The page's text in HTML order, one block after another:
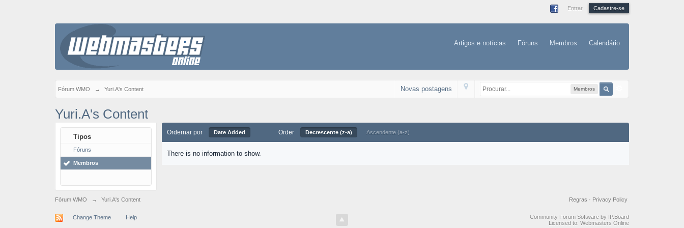
Entrar Cadastre-se
Artigos e notícias Fóruns Membros Calendário
Fórum WMO → Yuri.A's Content Membros
Novas postagens
Yuri.A's Content
Tipos
Fóruns
Membros
Ordernar por Date Added Order Decrescente (z-a) Ascendente (a-z)
There is no information to show.
Fórum WMO → Yuri.A's Content Privacy Policy
Regras ·
Change Theme Help
Community Forum Software by IP.Board
Licensed to: Webmasters Online